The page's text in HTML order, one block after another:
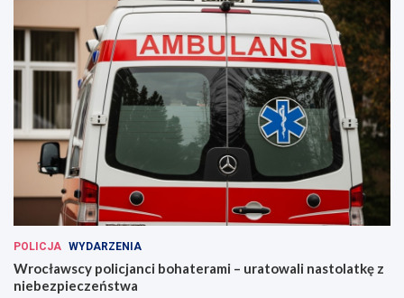
POLICJA WYDARZENIA
Wrocławscy policjanci bohaterami – uratowali nastolatkę z
niebezpieczeństwa